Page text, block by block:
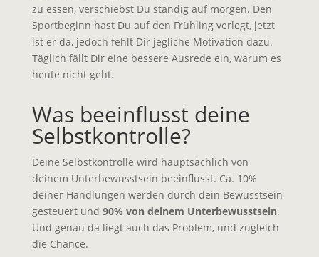
zu essen, verschiebst Du ständig auf morgen. Den
Sportbeginn hast Du auf den Frühling verlegt, jetzt
ist er da, jedoch fehlt Dir jegliche Motivation dazu.
Täglich fällt Dir eine bessere Ausrede ein, warum es
heute nicht geht.
Was beeinflusst deine
Selbstkontrolle?
Deine Selbstkontrolle wird hauptsächlich von
deinem Unterbewusstsein beeinflusst. Ca. 10%
deiner Handlungen werden durch dein Bewusstsein
gesteuert und 90% von deinem Unterbewusstsein.
Und genau da liegt auch das Problem, und zugleich
die Chance.